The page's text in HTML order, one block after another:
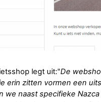
legt uit:"De
erin zitten vormen een
we naast specifieke